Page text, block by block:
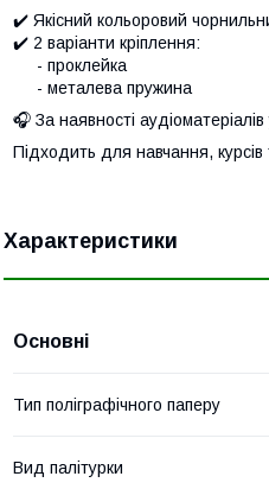
✔️ Якісний кольоровий
✔️ 2 варіанти кріплення:
- проклейка
- металева пружина
🎧 За наявності
Підходить для навчання,
Характеристики
Основні
Тип поліграфічного паперу
Вид палітурки